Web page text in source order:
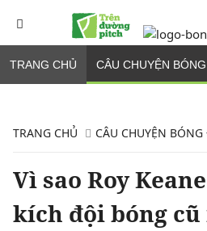
TRANG CHỦ CÂU CHUYỆN
TRANG CHỦ CÂU CHUYỆN
Vì sao Roy
kích đội bóng